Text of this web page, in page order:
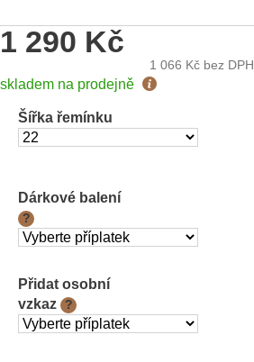
1 290 Kč
1 066 Kč bez DPH
Měrná
skladem na prodejně
Šířka řemínku
Dárkové balení
?
Přidat osobní
vzkaz
?